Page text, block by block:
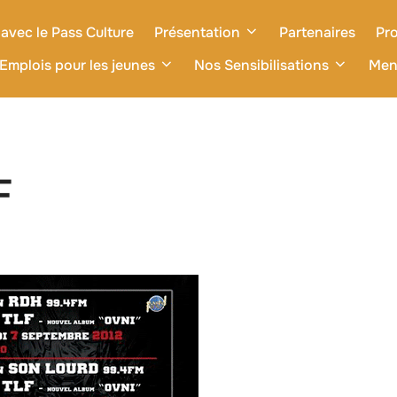
le Pass Culture Présentation Partenaires
pour les jeunes
Nos Sensibilisations